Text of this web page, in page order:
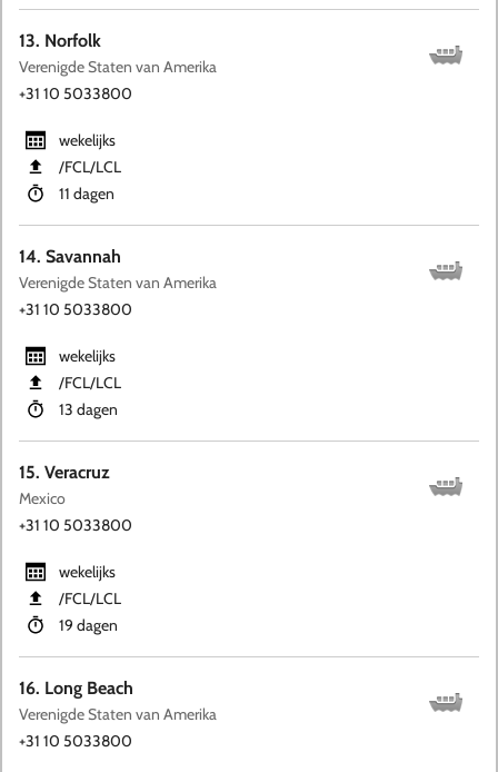
13. Norfolk
Verenigde Staten van Amerika
+31 10 5033800
wekelijks
​/FCL​/LCL
11 dagen
14. Savannah
Verenigde Staten van Amerika
+31 10 5033800
wekelijks
​/FCL​/LCL
13 dagen
15. Veracruz
Mexico
+31 10 5033800
wekelijks
​/FCL​/LCL
19 dagen
16. Long Beach
Verenigde Staten van Amerika
+31 10 5033800